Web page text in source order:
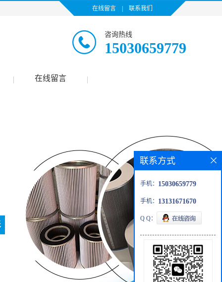
在线留言 联系我们
咨询热线
15030659779
在线留言
联系方式
手机： 15030659779
手机： 13131671670
Q Q：